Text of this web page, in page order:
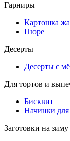
Гарниры
Картошка
Пюре
Десерты
Десерты с
Для тортов и
Бисквит
Начинки
Заготовки на зиму